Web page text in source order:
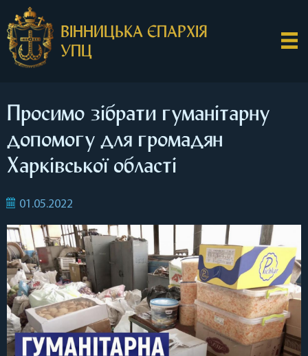
ВІННИЦЬКА ЄПАРХІЯ
УПЦ
Просимо зібрати гуманітарну
допомогу для громадян
Харківської області
01.05.2022